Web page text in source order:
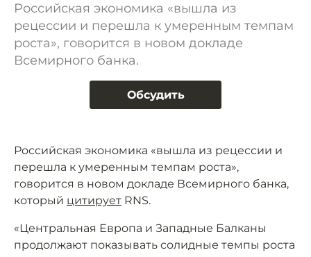
Российская экономика «вышла из
рецессии и перешла к умеренным темпам
роста», говорится в новом докладе
Всемирного банка.
Обсудить
Российская экономика «вышла из рецессии и
перешла к умеренным темпам роста»,
говорится в новом докладе Всемирного банка,
который цитирует RNS.
«Центральная Европа и Западные Балканы
продолжают показывать солидные темпы роста